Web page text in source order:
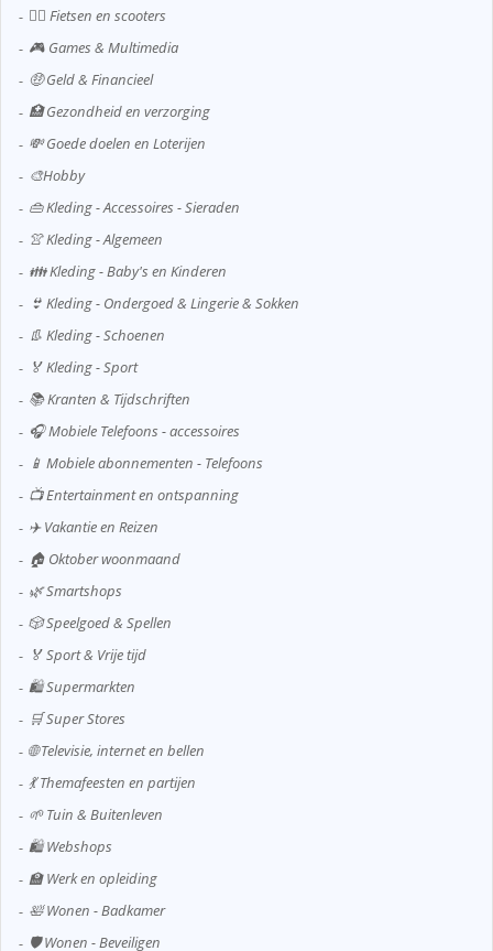
🚴‍♂️ Fietsen en scooters
🎮 Games & Multimedia
🤑 Geld & Financieel
🏥 Gezondheid en verzorging
💸 Goede doelen en Loterijen
🎨Hobby
👜 Kleding - Accessoires - Sieraden
👚 Kleding - Algemeen
👪 Kleding - Baby's en Kinderen
👙 Kleding - Ondergoed & Lingerie & Sokken
👢 Kleding - Schoenen
🏅 Kleding - Sport
📚 Kranten & Tijdschriften
🎧 Mobiele Telefoons - accessoires
📱 Mobiele abonnementen - Telefoons
📺 Entertainment en ontspanning
✈️ Vakantie en Reizen
🏠 Oktober woonmaand
🌿 Smartshops
🎲 Speelgoed & Spellen
🏅 Sport & Vrije tijd
🛍️ Supermarkten
🛒 Super Stores
🌐 Televisie, internet en bellen
💃 Themafeesten en partijen
🌱 Tuin & Buitenleven
🛍️ Webshops
🏫 Werk en opleiding
🛀 Wonen - Badkamer
🛡️ Wonen - Beveiligen